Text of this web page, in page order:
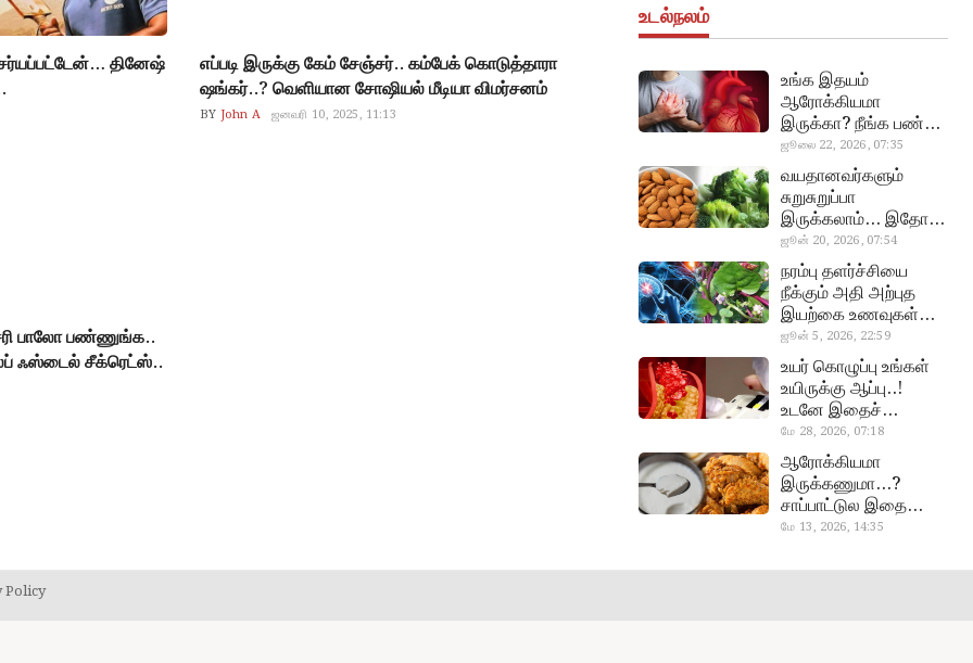
தினேஷ்
எப்படி இருக்கு கேம் சேஞ்சர்.. கம்பேக் கொடுத்தாரா
ஷங்கர்..? வெளியான சோஷியல் மீடியா விமர்சனம்
BY John A ஜனவரி 10, 2025, 11:13
பாலோ பண்ணுங்க..
ஃஸ்டைல் சீக்ரெட்ஸ்..
உடல்நலம்
உங்க இதயம்
ஆரோக்கியமா
இருக்கா? நீங்க பண்ண
வேண்டிய எளிய 5
டெஸ்ட்!
ஜூலை 22, 2026, 07:35
வயதானவர்களும்
சுறுசுறுப்பா
இருக்கலாம்… இதோ
சூப்பர் உணவுகள்!
ஜூன் 20, 2026, 07:54
chi,
pasalaikeerai
நரம்பு தளர்ச்சியை
நீக்கும் அதி அற்புத
இயற்கை உணவுகள்…
தவற விட்டுறாதீங்க!
ஜூன் 5, 2026, 22:59
உயர் கொழுப்பு உங்கள்
உயிருக்கு ஆப்பு..!
உடனே இதைச்
செய்யுங்க!
மே 28, 2026, 07:18
ஆரோக்கியமா
இருக்கணுமா…?
சாப்பாட்டுல இதை
எல்லாம்
மே 13, 2026, 14:35
Policy